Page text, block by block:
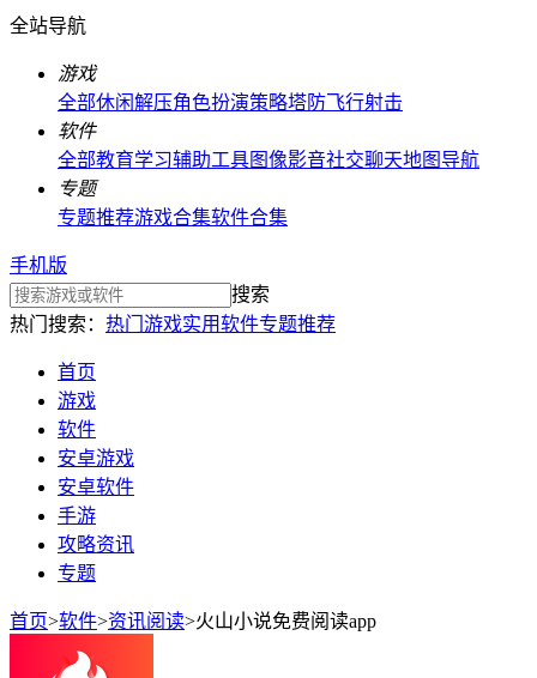
全站导航
游戏
全部休闲解压角色扮演策略塔防飞行射击
软件
全部教育学习辅助工具图像影音社交聊天地图导航
专题
专题推荐游戏合集软件合集
手机版
搜索
热门搜索： 热门游戏实用软件专题推荐
首页
游戏
软件
安卓游戏
安卓软件
手游
攻略资讯
专题
首页>软件>资讯阅读>火山小说免费阅读app